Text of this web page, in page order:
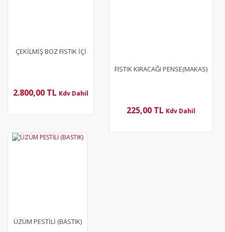
ÇEKİLMİŞ BOZ FISTIK İÇİ
2.800,00 TL Kdv Dahil
FISTIK KIRACAĞI PENSE(MAKAS)
225,00 TL Kdv Dahil
ÜZÜM PESTİLİ (BASTIK)